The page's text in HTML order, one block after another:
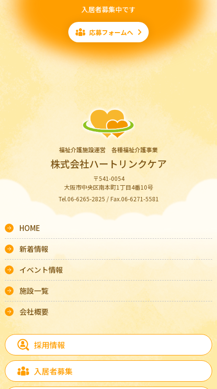
入居者募集中です
応募フォームへ
福祉介護施設運営 各種福祉介護事業
株式会社ハートリンクケア
〒541-0054
大阪市中央区南本町1丁目4番10号
Tel.06-6265-2825 / Fax.06-6271-5581
HOME
新着情報
イベント情報
施設一覧
会社概要
採用情報
入居者募集